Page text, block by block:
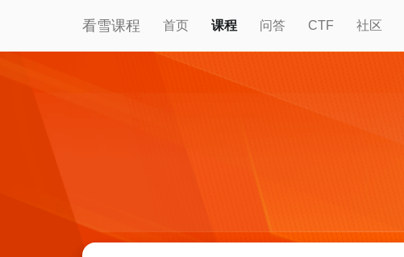
看雪课程 首页 课程 问答 CTF 社区